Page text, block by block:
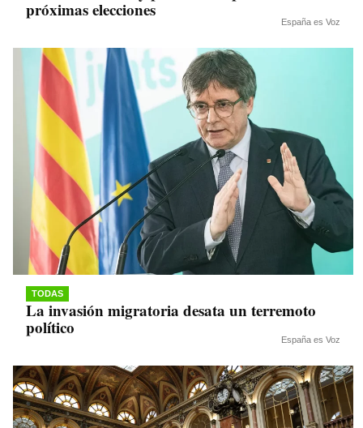
próximas elecciones
España es Voz
TODAS
La invasión migratoria desata un terremoto
político
España es Voz